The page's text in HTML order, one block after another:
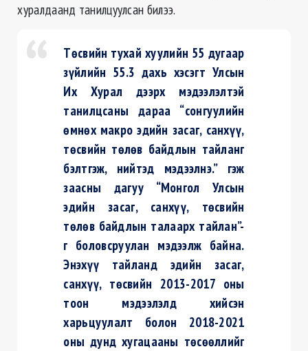
хуралдаанд танилцуулсан билээ.
Төсвийн тухай хуулийн 55 дугаар
зүйлийн 55.3 дахь хэсэгт Улсын
Их Хурал дээрх мэдээлэлтэй
танилцсаны дараа “сонгуулийн
өмнөх макро эдийн засаг, санхүү,
төсвийн төлөв байдлын тайланг
бэлтгэж, нийтэд мэдээлнэ.” гэж
заасны дагуу “Монгол Улсын
эдийн засаг, санхүү, төсвийн
төлөв байдлын талаарх тайлан”-
г боловсруулан мэдээлж байна.
Энэхүү тайланд эдийн засаг,
санхүү, төсвийн 2013-2017 оны
тоон мэдээлэлд хийсэн
харьцуулалт болон 2018-2021
оны дунд хугацааны төсөөллийг